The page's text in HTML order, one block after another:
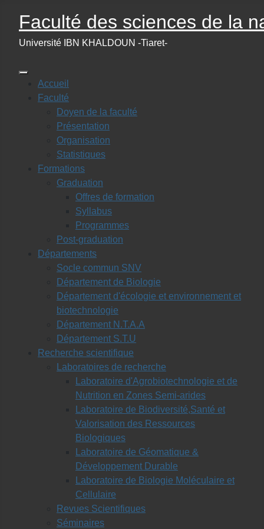
Faculté des sciences de la
Université IBN KHALDOUN -Tiaret-
Accueil
Faculté
Doyen de la faculté
Présentation
Organisation
Statistiques
Formations
Graduation
Offres de formation
Syllabus
Programmes
Post-graduation
Départements
Socle commun SNV
Département de Biologie
Département d'écologie et environnement et
biotechnologie
Département N.T.A.A
Département S.T.U
Recherche scientifique
Laboratoires de recherche
Laboratoire d'Agrobiotechnologie et de
Nutrition en Zones Semi-arides
Laboratoire de Biodiversité,Santé et
Valorisation des Ressources
Biologiques
Laboratoire de Géomatique &
Développement Durable
Laboratoire de Biologie Moléculaire et
Cellulaire
Revues Scientifiques
Séminaires